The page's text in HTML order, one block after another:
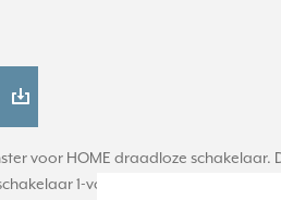
voor HOME draadloze schakelaar.
1-voudig (BT LS CD 1001) en